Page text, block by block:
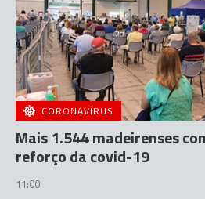
CORONAVÍRUS
Mais 1.544 madeirenses
reforço da covid-19
11:00